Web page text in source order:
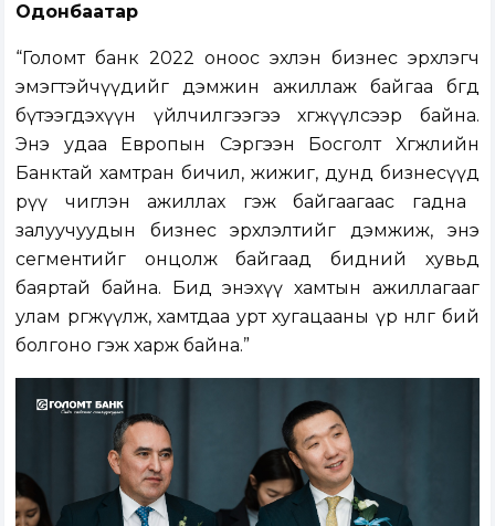
Одонбаатар
“Голомт банк 2022 оноос эхлэн бизнес эрхлэгч
эмэгтэйчүүдийг дэмжин ажиллаж байгаа бөгөөд
бүтээгдэхүүн үйлчилгээгээ хөгжүүлсээр байна.
Энэ удаа
Европын Сэргээн Босголт
Хөгжлийн
Банктайхамтранбичил, жижиг, дунд бизнесүүд
рүү чиглэн ажиллах гэж байгаагаас гадна
залуучуудын бизнес эрхлэлтийг дэмжиж, энэ
сегментийг онцолж байгаад бидний хувьд
баяртай байна.
Бид энэхүү хамтын ажиллагааг
улам өргөжүүлж, хамтдаа урт хугацааны үр нөлөөг бий
болгоно гэж харж байна.”